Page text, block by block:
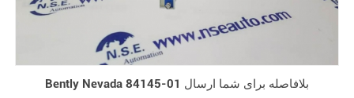
Bently Nevada 84145-01 بلافاصله برای شما ارسال